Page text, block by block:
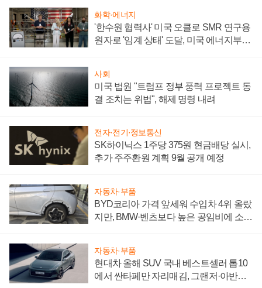
화학·에너지
'한수원 협력사' 미국 오클로 SMR 연구용
원자로 '임계 상태' 도달, 미국 에너지부
사회
미국 법원 "트럼프 정부 풍력 프로젝트 동
결 조치는 위법", 해제 명령 내려
전자·전기·정보통신
SK하이닉스 1주당 375원 현금배당 실시,
추가 주주환원 계획 9월 공개 예정
자동차·부품
BYD코리아 가격 앞세워 수입차 4위 올랐
지만, BMW·벤츠보다 높은 공임비에 소비
자동차·부품
현대차 올해 SUV 국내 베스트셀러 톱10
에서 싼타페만 자리매김, 그랜저·아반떼